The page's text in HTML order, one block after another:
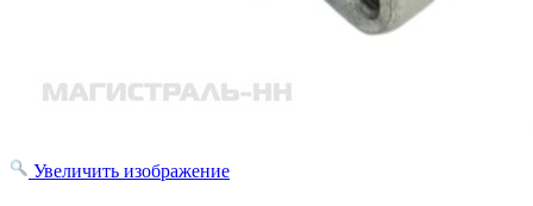
Увеличить изображение